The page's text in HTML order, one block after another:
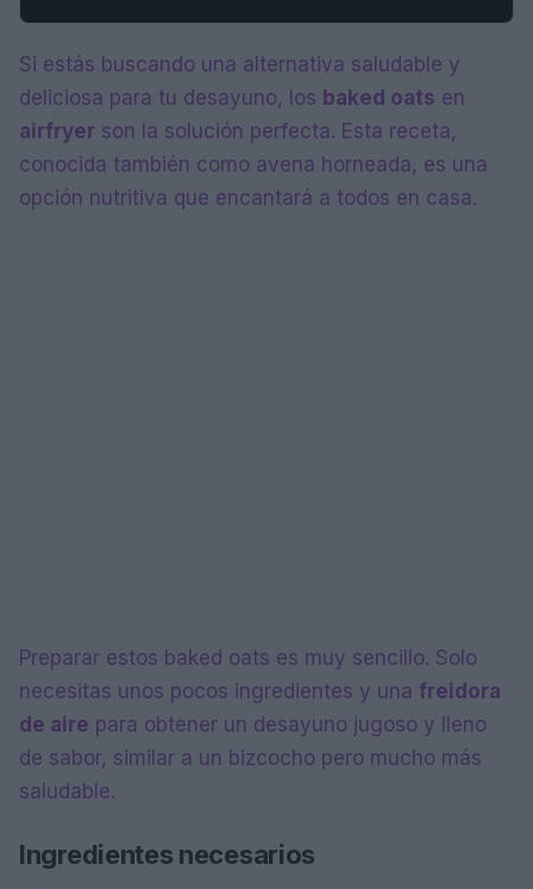
Si estás buscando una alternativa saludable y
deliciosa para tu desayuno, los baked oats en
airfryer son la solución perfecta. Esta receta,
conocida también como avena horneada, es una
opción nutritiva que encantará a todos en casa.
Preparar estos baked oats es muy sencillo. Solo
necesitas unos pocos ingredientes y una freidora
de aire para obtener un desayuno jugoso y lleno
de sabor, similar a un bizcocho pero mucho más
saludable.
Ingredientes necesarios